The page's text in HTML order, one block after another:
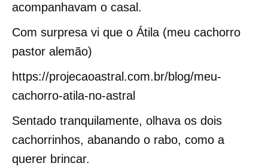
acompanhavam o casal.
Com surpresa vi que o Átila (meu cachorro
pastor alemão)
https://projecaoastral.com.br/blog/meu-
cachorro-atila-no-astral
Sentado tranquilamente, olhava os dois
cachorrinhos, abanando o rabo, como a
querer brincar.